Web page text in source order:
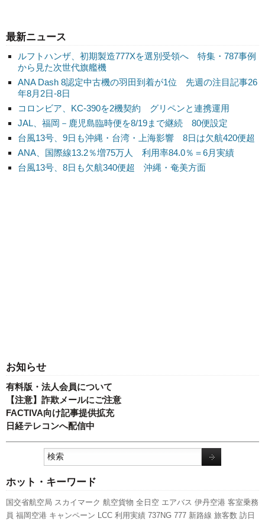
最新ニュース
ルフトハンザ、初期製造777Xを選別受領へ 特集・787事例
から見た次世代旗艦機
ANA Dash 8認定中古機の羽田到着が1位 先週の注目記事26
年8月2日-8日
コロンビア、KC-390を2機契約 グリペンと連携運用
JAL、福岡－鹿児島臨時便を8/19まで継続 80便設定
台風13号、9日も沖縄・台湾・上海影響 8日は欠航420便超
ANA、国際線13.2％増75万人 利用率84.0％＝6月実績
台風13号、8日も欠航340便超 沖縄・奄美方面
お知らせ
有料版・法人会員について
【注意】詐欺メールにご注意
FACTIVA向け記事提供拡充
日経テレコンへ配信中
ホット・キーワード
国交省航空局 スカイマーク 航空貨物 全日空 エアバス 伊丹空港 客室乗務
員 福岡空港 キャンペーン LCC 利用実績 737NG 777 新路線 旅客数 訪日